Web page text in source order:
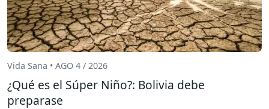
Vida Sana • AGO 4 / 2026
¿Qué es el Súper Niño?: Bolivia debe
preparase